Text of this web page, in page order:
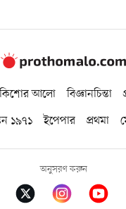
কিশোর আলো বিজ্ঞানচিন্তা
১৯৭১ ইপেপার প্রথমা
অনুসরণ করুন